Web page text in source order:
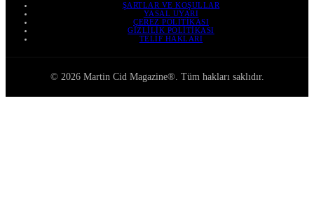
ŞARTLAR VE KOŞULLAR
YASAL UYARI
ÇEREZ POLITIKASI
GIZLILIK POLITIKASI
TELIF HAKLARI
© 2026 Martin Cid Magazine®. Tüm hakları saklıdır.